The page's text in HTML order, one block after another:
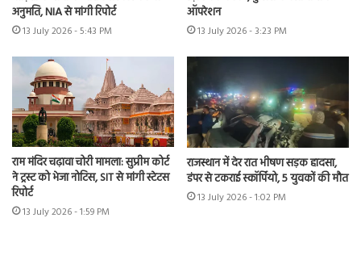
अनुमति, NIA से मांगी रिपोर्ट
13 July 2026 - 5:43 PM
ऑपरेशन
13 July 2026 - 3:23 PM
राम मंदिर चढ़ावा चोरी मामला: सुप्रीम कोर्ट
ने ट्रस्ट को भेजा नोटिस, SIT से मांगी स्टेटस
रिपोर्ट
13 July 2026 - 1:59 PM
राजस्थान में देर रात भीषण सड़क हादसा,
डंपर से टकराई स्कॉर्पियो, 5 युवकों की मौत
13 July 2026 - 1:02 PM